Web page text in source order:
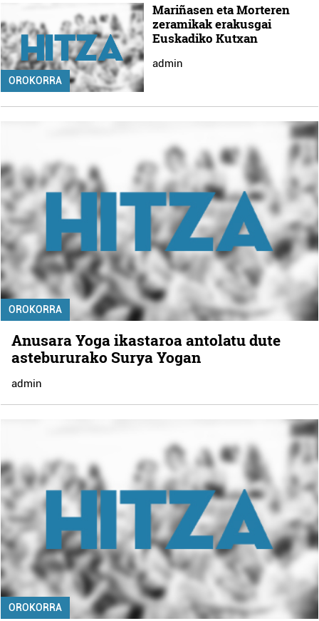
OROKORRA
Mariñasen eta Morteren
zeramikak erakusgai
Euskadiko Kutxan
admin
OROKORRA
Anusara Yoga ikastaroa antolatu dute
astebururako Surya Yogan
admin
OROKORRA